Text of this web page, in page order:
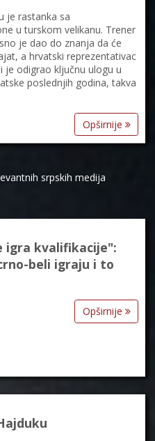
je rastanka sa
u turskom velikanu. Trener
je dao do znanja da će
a hrvatski reprezentativac
je odigrao ključnu ulogu u
poslednjih godina, takva
Opširnije
srpskih medija
igra kvalifikacije":
beli igraju i to
Opširnije